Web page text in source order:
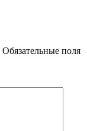
Обязательные поля